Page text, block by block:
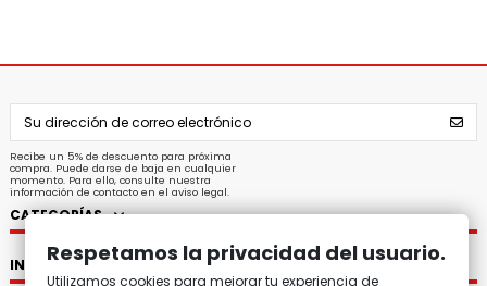
Recibe un 5% de descuento para próxima
compra. Puede darse de baja en cualquier
momento. Para ello, consulte nuestra
información de contacto en el aviso legal.
CATEGORÍAS
INFORMACIÓN
Respetamos la privacidad del usuario.
Utilizamos cookies para mejorar tu experiencia de